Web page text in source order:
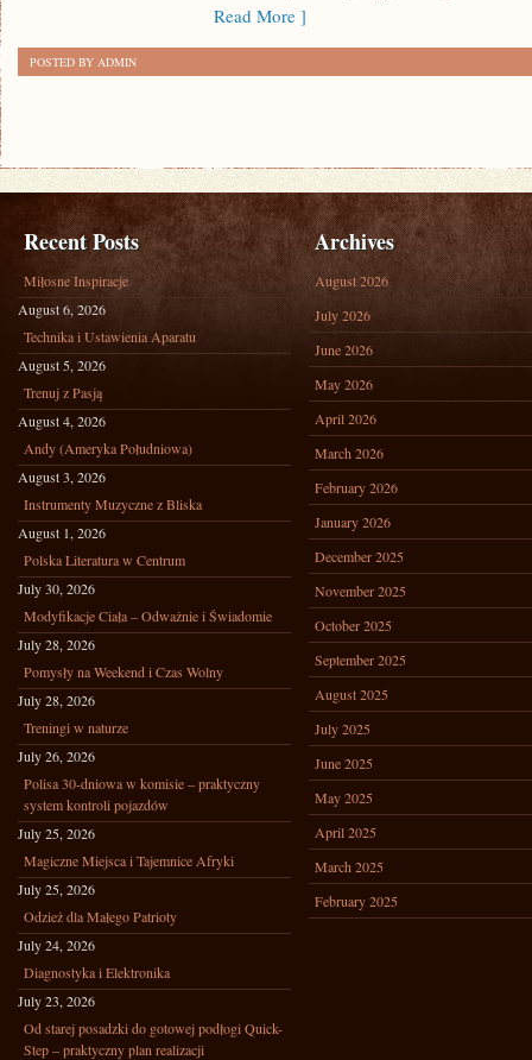
Read More ]
POSTED BY ADMIN
Recent Posts
Miłosne Inspiracje
August 6, 2026
Technika i Ustawienia Aparatu
August 5, 2026
Trenuj z Pasją
August 4, 2026
Andy (Ameryka Południowa)
August 3, 2026
Instrumenty Muzyczne z Bliska
August 1, 2026
Polska Literatura w Centrum
July 30, 2026
Modyfikacje Ciała – Odważnie i Świadomie
July 28, 2026
Pomysły na Weekend i Czas Wolny
July 28, 2026
Treningi w naturze
July 26, 2026
Polisa 30-dniowa w komisie – praktyczny
system kontroli pojazdów
July 25, 2026
Magiczne Miejsca i Tajemnice Afryki
July 25, 2026
Odzież dla Małego Patrioty
July 24, 2026
Diagnostyka i Elektronika
July 23, 2026
Od starej posadzki do gotowej podłogi Quick-
Step – praktyczny plan realizacji
Archives
August 2026
July 2026
June 2026
May 2026
April 2026
March 2026
February 2026
January 2026
December 2025
November 2025
October 2025
September 2025
August 2025
July 2025
June 2025
May 2025
April 2025
March 2025
February 2025